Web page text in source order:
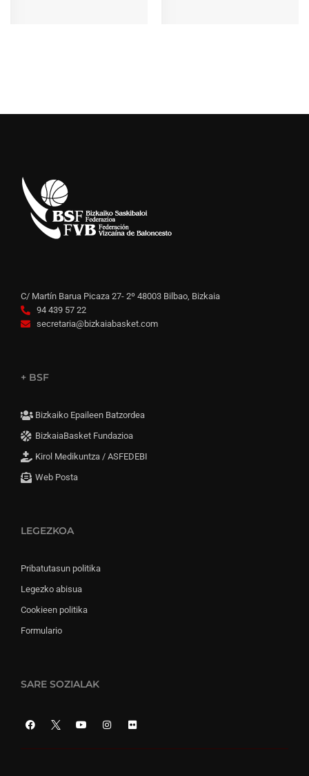
C/ Martín Barua Picaza 27- 2º 48003 Bilbao, Bizkaia
94 439 57 22
secretaria@bizkaiabasket.com
+ BSF
Bizkaiko Epaileen Batzordea
BizkaiaBasket Fundazioa
Kirol Medikuntza / ASFEDEBI
Web Posta
LEGEZKOA
Pribatutasun politika
Legezko abisua
Cookieen politika
Formulario
SARE SOZIALAK